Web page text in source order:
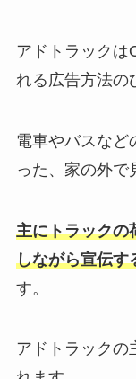
アドトラックは
れる広告方法の
電車やバスなど
った、家の外で
主にトラックの
しながら宣伝す
す。
アドトラックの